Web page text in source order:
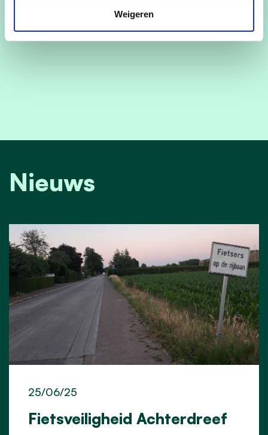
Weigeren
Nieuws
Fietsveiligheid Achterdreef
25/06/25